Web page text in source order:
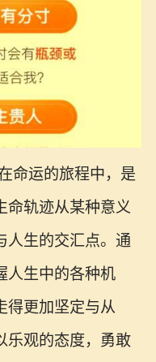
命运的旅程中，是
命轨迹从某种意义
人生的交汇点。通
人生中的各种机
得更加坚定与从
乐观的态度，勇敢